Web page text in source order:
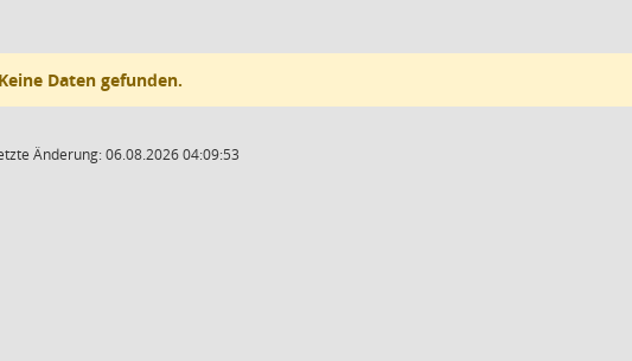
Keine Daten gefunden.
Änderung: 06.08.2026 04:09:53